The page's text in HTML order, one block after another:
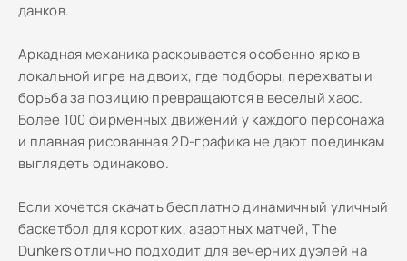
данков.
Аркадная механика раскрывается особенно ярко в
локальной игре на двоих, где подборы, перехваты и
борьба за позицию превращаются в веселый хаос.
Более 100 фирменных движений у каждого персонажа
и плавная рисованная 2D-графика не дают поединкам
выглядеть одинаково.
Если хочется скачать бесплатно динамичный уличный
баскетбол для коротких, азартных матчей, The
Dunkers отлично подходит для вечерних дуэлей на